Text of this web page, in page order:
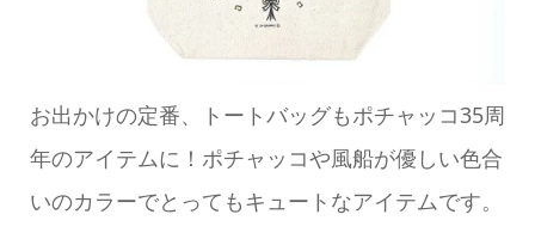
お出かけの定番、トートバッグもポチャッコ35周
年のアイテムに！ポチャッコや風船が優しい色合
いのカラーでとってもキュートなアイテムです。